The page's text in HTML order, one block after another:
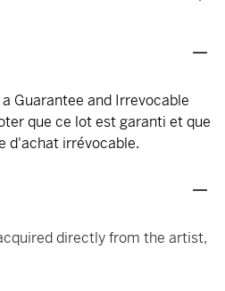
Guarantee and Irrevocable
que ce lot est garanti et que
d'achat irrévocable.
directly from the artist,